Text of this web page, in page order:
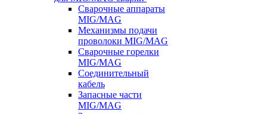
Сварочные аппараты
MIG/MAG
Механизмы подачи
проволоки MIG/MAG
Сварочные горелки
MIG/MAG
Соединительный
кабель
Запасные части
MIG/MAG